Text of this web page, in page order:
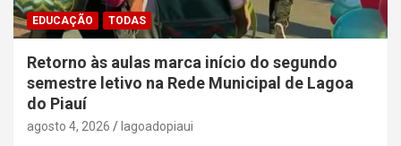
EDUCAÇÃO TODAS
Retorno às aulas marca início do segundo
semestre letivo na Rede Municipal de Lagoa
do Piauí
agosto 4, 2026 lagoadopiaui